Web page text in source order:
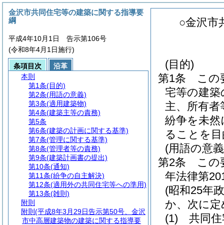
○金沢市
(目的)
第1条
この
宅等の建
主、所有
紛争を未
ることを
(用語の意
第2条
この
年法律第
(昭和25年
か、次に
(1)
共同
金沢市共同住宅等の建築に関する指導要
綱
平成4年10月1日 告示第106号
(令和8年4月1日施行)
条項目次
沿革
本則
第1条(目的)
第2条(用語の意義)
第3条(適用建築物)
第4条(建築主等の責務)
第5条
第6条(建築の計画に関する基準)
第7条(管理に関する基準)
第8条(管理者等の責務)
第9条(建築計画書の提出)
第10条(通知)
第11条(紛争の自主解決)
第12条(適用外の共同住宅等への準用)
第13条(雑則)
附則
附則 (平成8年3月29日告示第50号、金沢
市中高層建築物の建築に関する指導要